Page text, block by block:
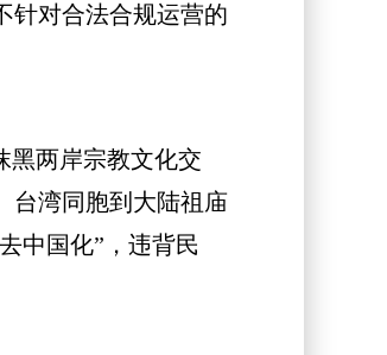
针对合法合规运营的
两岸宗教文化交
台湾同胞到大陆祖庙
中国化”，违背民